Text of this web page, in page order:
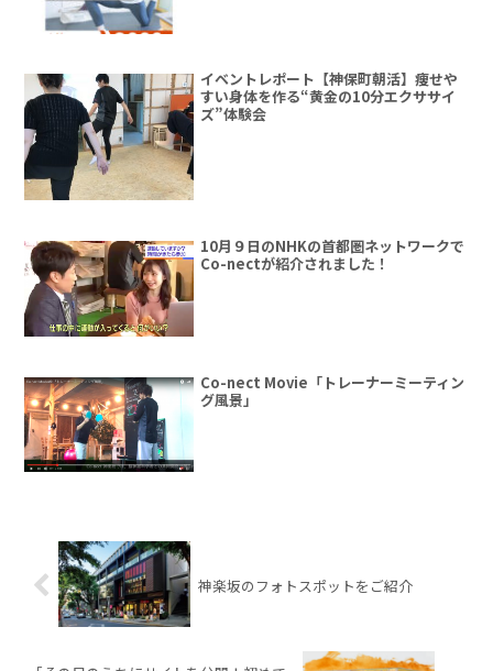
イベントレポート【神保町朝活】痩せや
すい身体を作る“黄金の10分エクササイ
ズ”体験会
10月９日のNHKの首都圏ネットワークで
Co-nectが紹介されました！
Co-nect Movie「トレーナーミーティン
グ風景」
神楽坂のフォトスポットをご紹介